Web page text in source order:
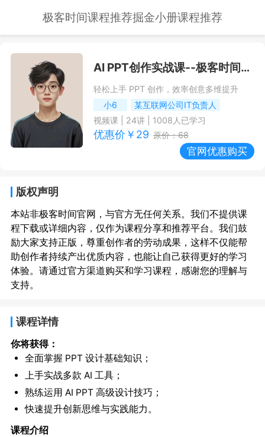
极客时间课程推荐掘金小册课程推荐
AI PPT创作实战课--极客时间课程推荐/优惠
轻松上手 PPT 创作，效率创意多维提升
小6
某互联网公司IT负责人
视频课| 24讲 | 1008 人已学习
优惠价￥ 29 原价：68
官网优惠购买
版权声明
本站非极客时间官网，与官方无任何关系。我们不提供课
程下载或详细内容，仅作为课程分享和推荐平台。我们鼓
励大家支持正版，尊重创作者的劳动成果，这样不仅能帮
助创作者持续产出优质内容，也能让自己获得更好的学习
体验。请通过官方渠道购买和学习课程，感谢您的理解与
支持。
课程详情
你将获得：
全面掌握 PPT 设计基础知识；
上手实战多款 AI 工具；
熟练运用 AI PPT 高级设计技巧；
快速提升创新思维与实践能力。
课程介绍